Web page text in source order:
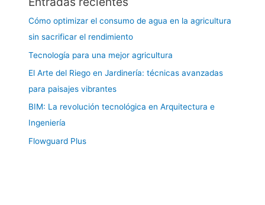
Cómo optimizar el consumo de agua en la agricultura
sin sacrificar el rendimiento
Tecnología para una mejor agricultura
El Arte del Riego en Jardinería: técnicas avanzadas
para paisajes vibrantes
BIM: La revolución tecnológica en Arquitectura e
Ingeniería
Flowguard Plus